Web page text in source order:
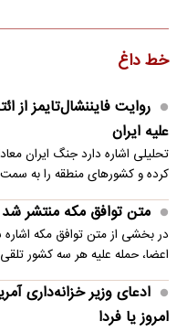
خط داغ
روایت فایننشال‌تایمز
علیه ایران
تحلیلی اشاره دارد جنگ ایران
کرده و کشورهای منطقه را به
متن توافق مکه منتشر شد
در بخشی از متن توافق مکه
اعضا، حمله علیه هر سه کشور
ادعای وزیر خزانه‌داری
امروز یا فردا